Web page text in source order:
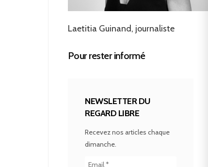
Laetitia Guinand, journaliste
Pour rester informé
NEWSLETTER DU
REGARD LIBRE
Recevez nos articles chaque
dimanche.